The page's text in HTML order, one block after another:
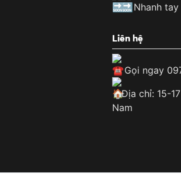
Nhanh tay
Liên hệ
Gọi ngay
Địa chỉ: 15-
Nam